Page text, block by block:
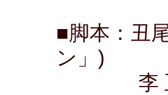
■脚本：丑
ン」)
李 正美